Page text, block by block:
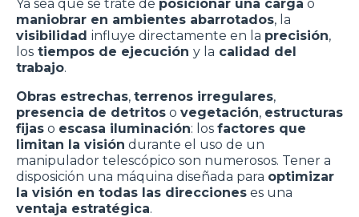
Ya sea que se trate de posicionar una carga o
maniobrar en ambientes abarrotados, la
visibilidad influye directamente en la precisión,
los tiempos de ejecución y la calidad del
trabajo.
Obras estrechas, terrenos irregulares,
presencia de detritos o vegetación, estructuras
fijas o escasa iluminación: los factores que
limitan la visión durante el uso de un
manipulador telescópico son numerosos. Tener a
disposición una máquina diseñada para optimizar
la visión en todas las direcciones es una
ventaja estratégica.